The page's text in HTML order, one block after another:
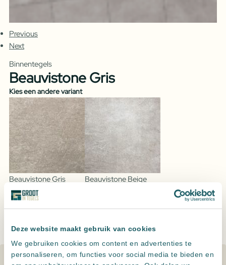
Deze website maakt gebruik van cookies
We gebruiken cookies om content en advertenties te
personaliseren, om functies voor social media te bieden en
Previous
Next
Binnentegels
Beauvistone Gris
Kies een andere variant
Beauvistone Gris Beauvistone Beige
Beauvistone
aantal
Altijdzeer scherpgeprijsd
Persoonlijk advies
, een offerte op maat